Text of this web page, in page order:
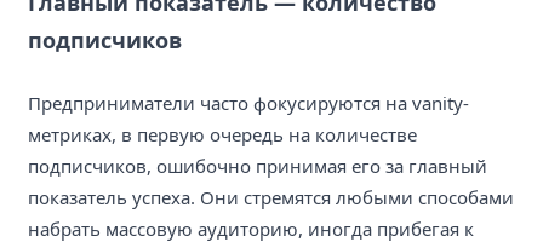
подписчиков
Предприниматели часто фокусируются на vanity-
метриках, в первую очередь на количестве
подписчиков, ошибочно принимая его за главный
показатель успеха. Они стремятся любыми способами
набрать массовую аудиторию, иногда прибегая к